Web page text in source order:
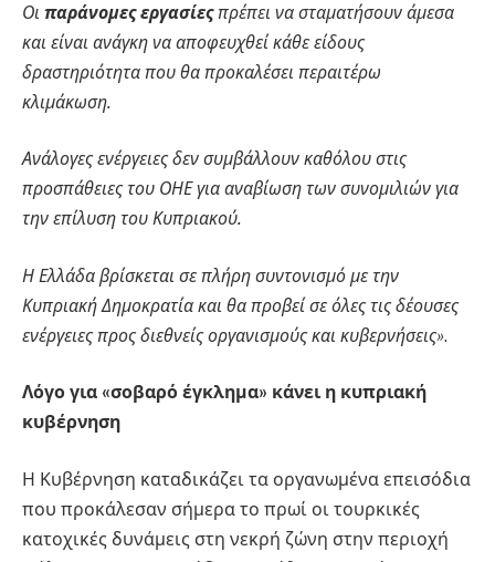
Οι παράνομες εργασίεςπρέπει να σταματήσουν άμεσα
και είναι ανάγκη να αποφευχθεί κάθε είδους
δραστηριότητα που θα προκαλέσει περαιτέρω
κλιμάκωση.
Ανάλογες ενέργειες δεν συμβάλλουν καθόλου στις
προσπάθειες του ΟΗΕ για αναβίωση των συνομιλιών για
την επίλυση του Κυπριακού.
Η Ελλάδα βρίσκεται σε πλήρη συντονισμό με την
Κυπριακή Δημοκρατία και θα προβεί σε όλες τις δέουσες
ενέργειες προς διεθνείς οργανισμούς και κυβερνήσεις».
Λόγο για «σοβαρό έγκλημα» κάνει η κυπριακή
κυβέρνηση
Η Κυβέρνηση καταδικάζει τα οργανωμένα επεισόδια
που προκάλεσαν σήμερα το πρωί οι τουρκικές
κατοχικές δυνάμεις στη νεκρή ζώνη στην περιοχή